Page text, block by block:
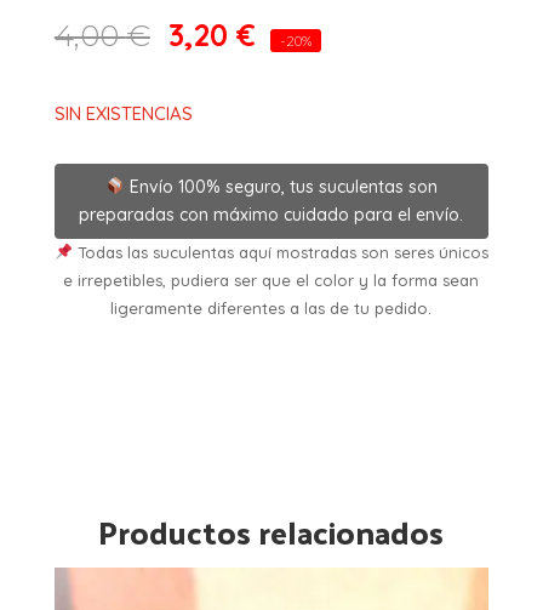
4,00€ 3,20 € -20%
SIN EXISTENCIAS
Envío 100% seguro, tus suculentas son
preparadas con máximo cuidado para el envío.
Todas las suculentas aquí mostradas son seres únicos
e irrepetibles, pudiera ser que el color y la forma sean
ligeramente diferentes a las de tu pedido.
Productos relacionados